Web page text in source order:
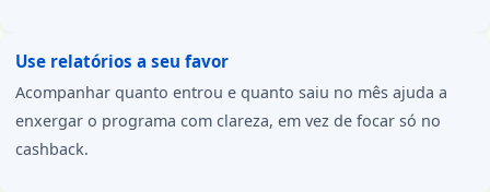
Use relatórios a seu favor
Acompanhar quanto entrou e quanto saiu no mês ajuda a
enxergar o programa com clareza, em vez de focar só no
cashback.